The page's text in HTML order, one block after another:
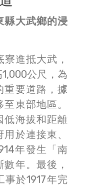
縣大武鄉的浸
進抵大武，
公尺，為
重要道路，據
東部地區。
低海拔和距離
於連接東、
年發生「南
年。最後，
於1917年完